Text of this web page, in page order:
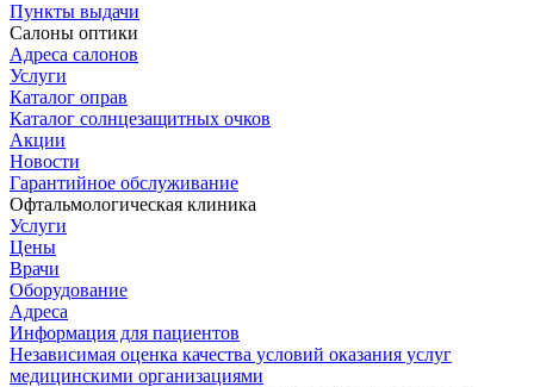
Пункты выдачи
Салоны оптики
Адреса салонов
Услуги
Каталог оправ
Каталог солнцезащитных очков
Акции
Новости
Гарантийное обслуживание
Офтальмологическая клиника
Услуги
Цены
Врачи
Оборудование
Адреса
Информация для пациентов
Независимая оценка качества условий оказания услуг
медицинскими организациями